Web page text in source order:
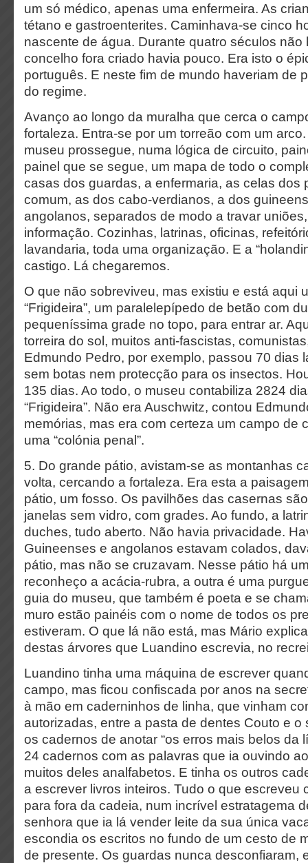
um só médico, apenas uma enfermeira. As
tétano e gastroenterites. Caminhava-se cinco
nascente de água. Durante quatro séculos não
concelho fora criado havia pouco. Era isto o
português. E neste fim de mundo haveriam de
do regime.
Avanço ao longo da muralha que cerca o
fortaleza. Entra-se por um torreão com um
museu prossegue, numa lógica de circuito,
painel que se segue, um mapa de todo o
casas dos guardas, a enfermaria, as celas dos
comum, as dos cabo-verdianos, a dos
angolanos, separados de modo a travar
informação. Cozinhas, latrinas, oficinas,
lavandaria, toda uma organização. E a
castigo. Lá chegaremos.
O que não sobreviveu, mas existiu e está aqui
“Frigideira”, um paralelepípedo de betão com
pequeníssima grade no topo, para entrar ar.
torreira do sol, muitos anti-fascistas,
Edmundo Pedro, por exemplo, passou 70 dias
sem botas nem protecção para os insectos.
135 dias. Ao todo, o museu contabiliza 2824
“Frigideira”. Não era Auschwitz, contou
memórias, mas era com certeza um campo de
uma “colónia penal”.
5. Do grande pátio, avistam-se as montanhas
volta, cercando a fortaleza. Era esta a
pátio, um fosso. Os pavilhões das casernas
janelas sem vidro, com grades. Ao fundo, a
duches, tudo aberto. Não havia privacidade.
Guineenses e angolanos estavam colados,
pátio, mas não se cruzavam. Nesse pátio há
reconheço a acácia-rubra, a outra é uma
guia do museu, que também é poeta e se
muro estão painéis com o nome de todos os
estiveram. O que lá não está, mas Mário
destas árvores que Luandino escrevia, no
Luandino tinha uma máquina de escrever
campo, mas ficou confiscada por anos na
à mão em caderninhos de linha, que vinham
autorizadas, entre a pasta de dentes Couto e o
os cadernos de anotar “os erros mais belos da
24 cadernos com as palavras que ia ouvindo
muitos deles analfabetos. E tinha os outros
a escrever livros inteiros. Tudo o que escreveu
para fora da cadeia, num incrível estratagema
senhora que ia lá vender leite da sua única
escondia os escritos no fundo de um cesto de
de presente. Os guardas nunca desconfiaram,